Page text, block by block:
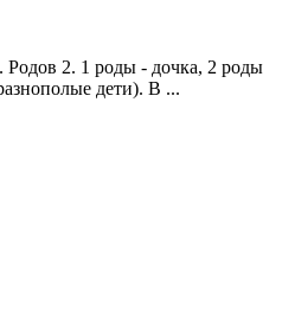
Родов 2. 1 роды - дочка, 2 роды
дети). В ...